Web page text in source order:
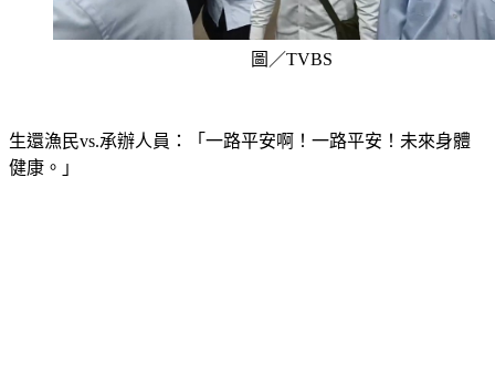
圖／TVBS
生還漁民vs.承辦人員：「一路平安啊！一路平安！未來身體
健康。」